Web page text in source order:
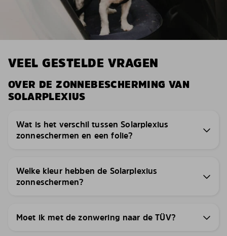
VEEL GESTELDE VRAGEN
OVER DE ZONNEBESCHERMING VAN
SOLARPLEXIUS
Wat is het verschil tussen Solarplexius
zonneschermen en een folie?
Welke kleur hebben de Solarplexius
zonneschermen?
Moet ik met de zonwering naar de TÜV?